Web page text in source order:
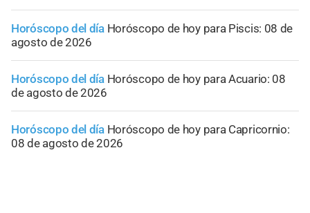
Horóscopo del día Horóscopo de hoy para Piscis: 08 de
agosto de 2026
Horóscopo del día Horóscopo de hoy para Acuario: 08
de agosto de 2026
Horóscopo del día Horóscopo de hoy para Capricornio:
08 de agosto de 2026